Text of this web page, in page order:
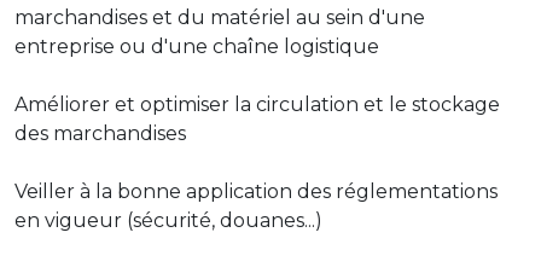
marchandises et du matériel au sein d'une
entreprise ou d'une chaîne logistique
Améliorer et optimiser la circulation et le stockage
des marchandises
Veiller à la bonne application des réglementations
en vigueur (sécurité, douanes...)